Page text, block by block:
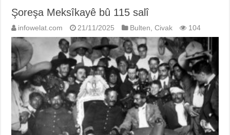
Şoreşa Meksîkayê bû 115 salî
infowelat.com 21/11/2025 Bulten,Civak 104